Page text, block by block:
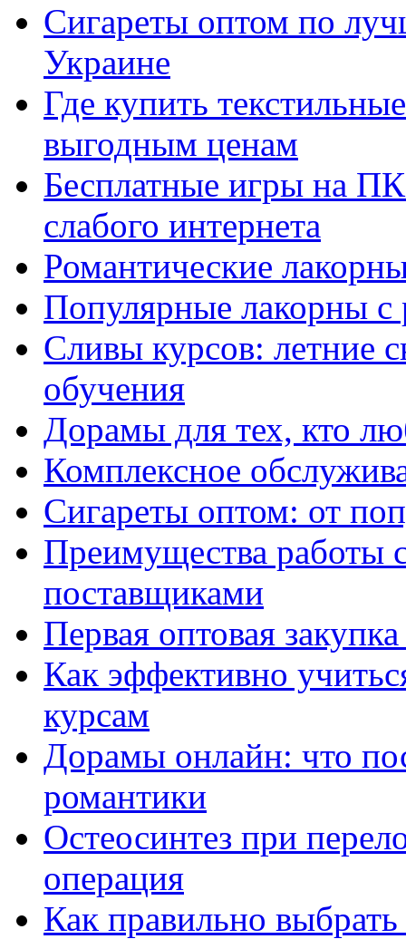
Сигареты оптом по
Украине
Где купить
выгодным ценам
Бесплатные игры на
слабого интернета
Романтические
Популярные лакорны с
Сливы курсов: летние
обучения
Дорамы для тех, кто
Комплексное
Сигареты оптом: от
Преимущества работы
поставщиками
Первая оптовая
Как эффективно
курсам
Дорамы онлайн: что
романтики
Остеосинтез при
операция
Как правильно